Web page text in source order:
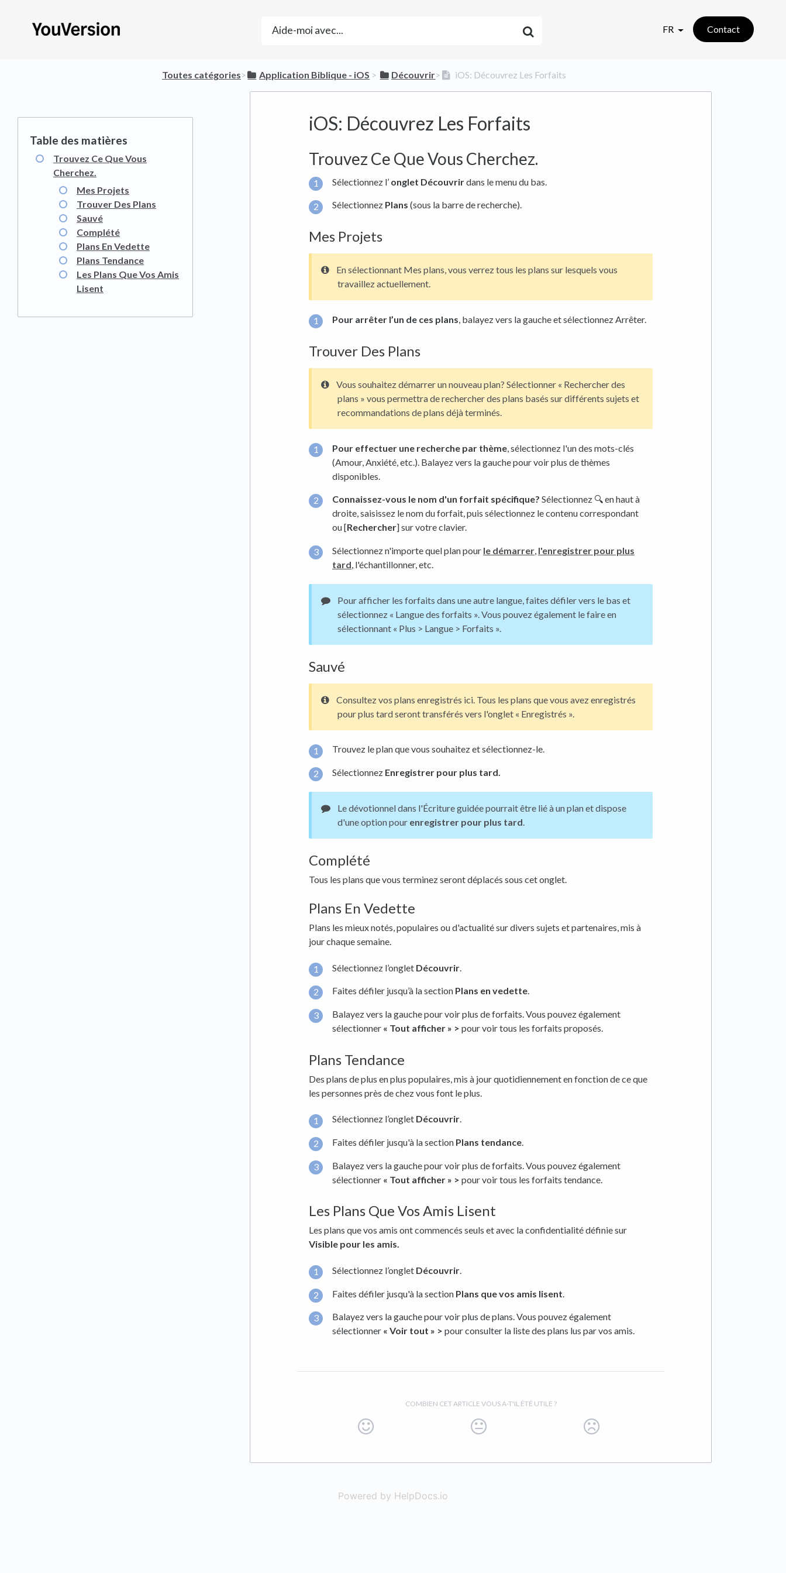
FR Contact
Toutes catégories​>​ ​Application Biblique - iOS ​ > ​ ​Découvrir​>​ iOS: Découvrez Les Forfaits
iOS: Découvrez Les Forfaits
Trouvez Ce Que Vous
Cherchez.
Mes Projets
Trouver Des Plans
Sauvé
Complété
Plans En Vedette
Plans Tendance
Les Plans Que Vos Amis
Lisent
Trouvez Ce Que Vous Cherchez.
Sélectionnez l’ onglet Découvrirdans le menu du bas.
Sélectionnez Plans (sous la barre de recherche).
Mes Projets
En sélectionnant Mes plans, vous verrez tous les plans sur lesquels vous
travaillez actuellement.
Pour arrêter l’un de ces plans, balayez vers la gauche et sélectionnez Arrêter.
Trouver Des Plans
Vous souhaitez démarrer un nouveau plan? Sélectionner « Rechercher des
plans » vous permettra de rechercher des plans basés sur différents sujets et
recommandations de plans déjà terminés.
Pour effectuer une recherche par thème , sélectionnez l'un des mots-clés
(Amour, Anxiété, etc.). Balayez vers la gauche pour voir plus de thèmes
disponibles.
Connaissez-vous le nom d'un forfait spécifique? Sélectionnez 🔍 en haut à
droite, saisissez le nom du forfait, puis sélectionnez le contenu correspondant
ou [Rechercher] sur votre clavier.
Sélectionnez n'importe quel plan pour le démarrer l'enregistrer pour plus
tard , l'échantillonner, etc.
Pour afficher les forfaits dans une autre langue, faites défiler vers le bas et
sélectionnez « Langue des forfaits ». Vous pouvez également le faire en
sélectionnant « Plus > Langue > Forfaits ».
Sauvé
Consultez vos plans enregistrés ici. Tous les plans que vous avez enregistrés
pour plus tard seront transférés vers l'onglet « Enregistrés ».
Trouvez le plan que vous souhaitez et sélectionnez-le.
Sélectionnez Enregistrer pour plus tard.
Le dévotionnel dans l'Écriture guidée pourrait être lié à un plan et dispose
d'une option pour enregistrer pour plus tard
Complété
Tous les plans que vous terminez seront déplacés sous cet onglet.
Plans En Vedette
Plans les mieux notés, populaires ou d'actualité sur divers sujets et partenaires, mis à
jour chaque semaine.
Sélectionnez l’onglet Découvrir
Faites défiler jusqu’à la section Plans en vedette.
Balayez vers la gauche pour voir plus de forfaits. Vous pouvez également
sélectionner « Tout afficher » > pour voir tous les forfaits proposés.
Plans Tendance
Des plans de plus en plus populaires, mis à jour quotidiennement en fonction de ce que
les personnes près de chez vous font le plus.
Sélectionnez l’onglet Découvrir.
Faites défiler jusqu'à la section Plans tendance.
Balayez vers la gauche pour voir plus de forfaits. Vous pouvez également
sélectionner « Tout afficher » > pour voir tous les forfaits tendance.
Les Plans Que Vos Amis Lisent
Les plans que vos amis ont commencés seuls et avec la confidentialité définie sur
Visible pour les amis.
Sélectionnez l’onglet Découvrir.
Faites défiler jusqu'à la section Plans que vos amis lisent
Balayez vers la gauche pour voir plus de plans. Vous pouvez également
sélectionner « Voir tout » > pour consulter la liste des plans lus par vos amis.
COMBIEN CET ARTICLE VOUS A-T'IL ÉTÉ UTILE ?
Powered by HelpDocs.io